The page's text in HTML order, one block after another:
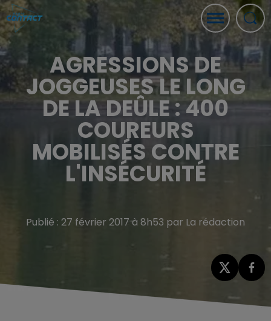
AGRESSIONS DE
JOGGEUSES LE LONG
DE LA DEÛLE : 400
COUREURS
MOBILISÉS CONTRE
L'INSÉCURITÉ
Publié : 27 février 2017 à 8h53 par La rédaction